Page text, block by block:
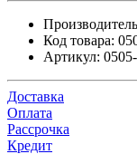
Код товара:
Артикул:
Доставка
Оплата
Рассрочка
Кредит